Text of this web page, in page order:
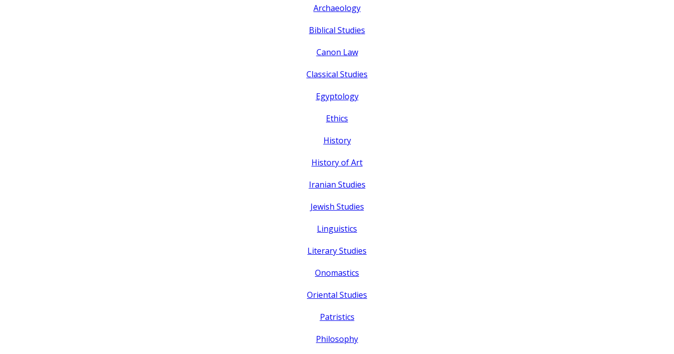
Archaeology
Biblical Studies
Canon Law
Classical Studies
Egyptology
Ethics
History
History of Art
Iranian Studies
Jewish Studies
Linguistics
Literary Studies
Onomastics
Oriental Studies
Patristics
Philosophy